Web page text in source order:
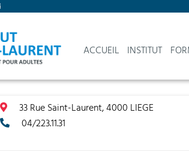
ACCUEIL INSTITUT
33 Rue Saint-Laurent, 4000 LIEGE
04/223.11.31